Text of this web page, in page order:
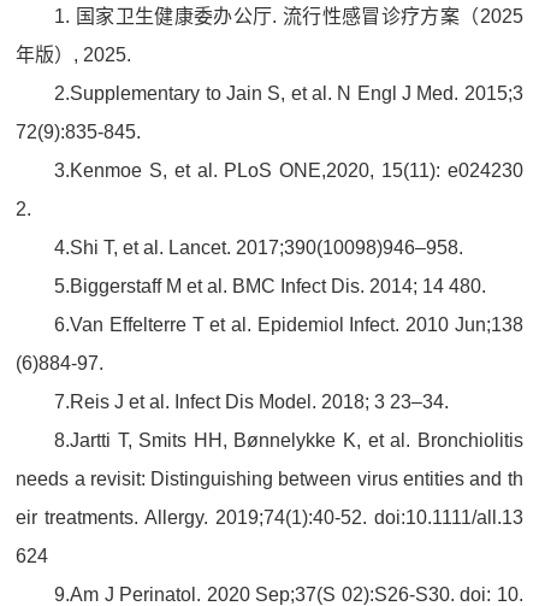
1. 国家卫生健康委办公厅. 流行性感冒诊疗方案（2025
年版）, 2025.
2.Supplementary to Jain S, et al. N Engl J Med. 2015;3
72(9):835-845.
3.Kenmoe S, et al. PLoS ONE,2020, 15(11): e024230
2.
4.Shi T, et al. Lancet. 2017;390(10098)946–958.
5.Biggerstaff M et al. BMC Infect Dis. 2014; 14 480.
6.Van Effelterre T et al. Epidemiol Infect. 2010 Jun;138
(6)884-97.
7.Reis J et al. Infect Dis Model. 2018; 3 23–34.
8.Jartti T, Smits HH, Bønnelykke K, et al. Bronchiolitis
needs a revisit: Distinguishing between virus entities and th
eir treatments. Allergy. 2019;74(1):40-52. doi:10.1111/all.13
624
9.Am J Perinatol. 2020 Sep;37(S 02):S26-S30. doi: 10.